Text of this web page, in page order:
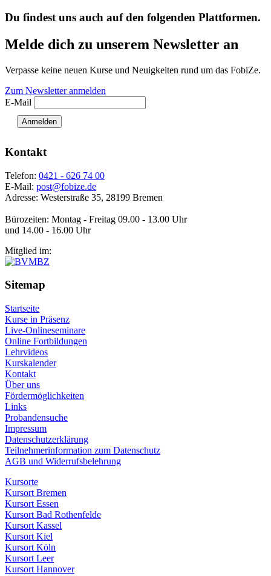
Du findest uns auch auf den folgenden Plattformen.
Melde dich zu unserem Newsletter an
Verpasse keine neuen Kurse und Neuigkeiten rund um das FobiZe.
Zum Newsletter anmelden
E-Mail
Anmelden
Kontakt
Telefon: 0421 - 626 74 00
E-Mail: post@fobize.de
Adresse: Westerstraße 35, 28199 Bremen
Bürozeiten: Montag - Freitag 09.00 - 13.00 Uhr
und 14.00 - 16.00 Uhr
Mitglied im:
Sitemap
Startseite
Kurse in Präsenz
Live-Onlineseminare
Online Fortbildungen
Lehrvideos
Kurskalender
Kontakt
Über uns
Fördermöglichkeiten
Links
Probandensuche
Impressum
Datenschutzerklärung
Teilnehmerinformation zum Datenschutz
AGB und Widerrufsbelehrung
Kursorte
Kursort Bremen
Kursort Essen
Kursort Bad Rothenfelde
Kursort Kassel
Kursort Kiel
Kursort Köln
Kursort Leer
Kursort Hannover